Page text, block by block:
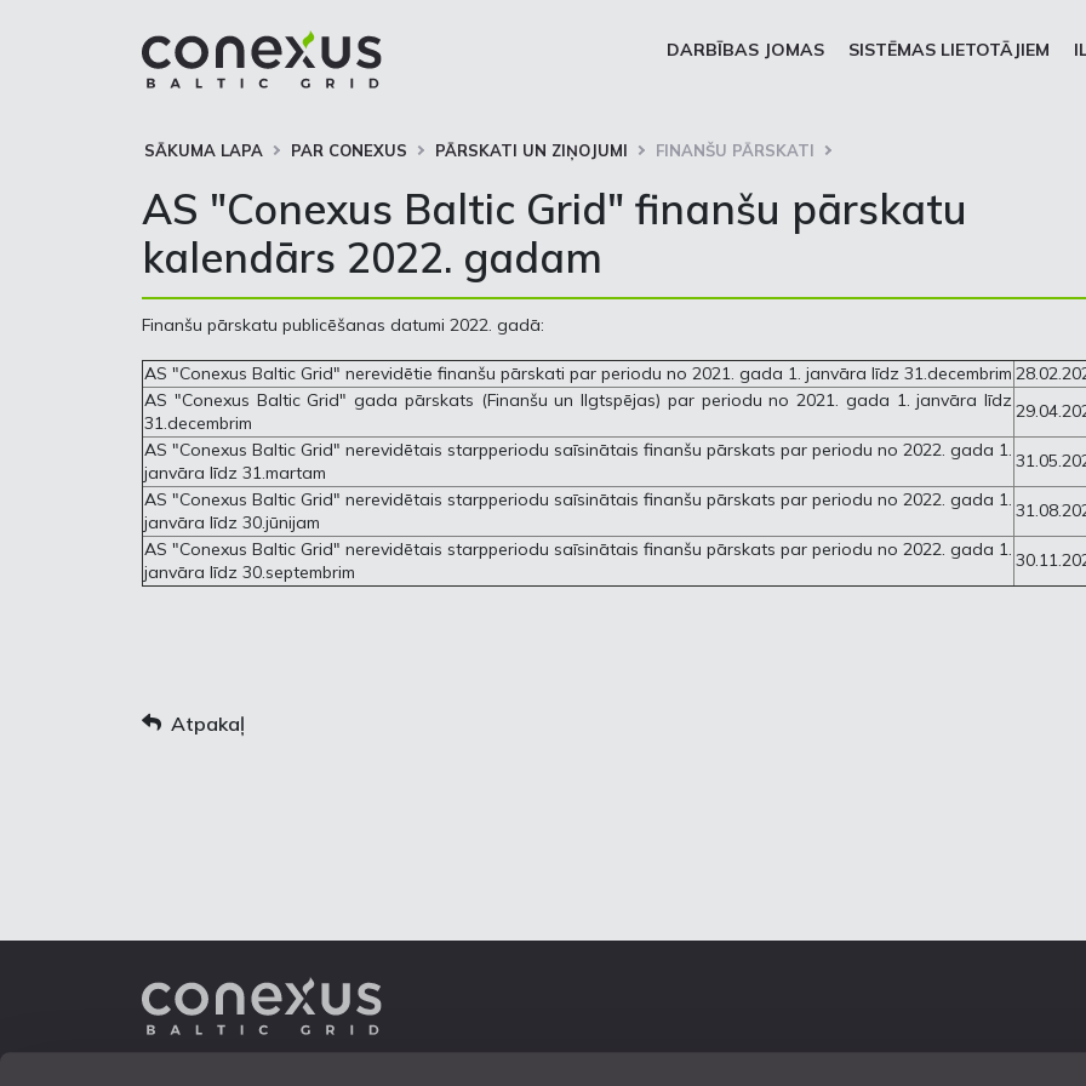
DARBĪBAS JOMAS SISTĒMAS LIETOTĀJIEM
SĀKUMA LAPA PAR CONEXUS PĀRSKATI UN ZIŅOJUMI FINANŠU PĀRSKATI
AS "Conexus Baltic Grid" finanšu pārskatu
kalendārs 2022. gadam
Finanšu pārskatu publicēšanas datumi 2022. gadā:
AS "Conexus Baltic Grid" nerevidētie finanšu pārskati par periodu no 2021. gada 1. janvāra līdz 31.decembrim
AS "Conexus Baltic Grid" gada pārskats (Finanšu un Ilgtspējas) par periodu no 2021. gada 1. janvāra līdz
31.decembrim
AS "Conexus Baltic Grid" nerevidētais starpperiodu saīsinātais finanšu pārskats par periodu no 2022. gada 1.
janvāra līdz 31.martam
AS "Conexus Baltic Grid" nerevidētais starpperiodu saīsinātais finanšu pārskats par periodu no 2022. gada 1.
janvāra līdz 30.jūnijam
AS "Conexus Baltic Grid" nerevidētais starpperiodu saīsinātais finanšu pārskats par periodu no 2022. gada 1.
janvāra līdz 30.septembrim
Atpakaļ